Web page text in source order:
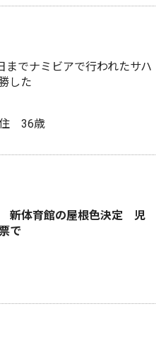
までナミビアで行われたサハ
した
住 36歳
新体育館の屋根色決定 児
で